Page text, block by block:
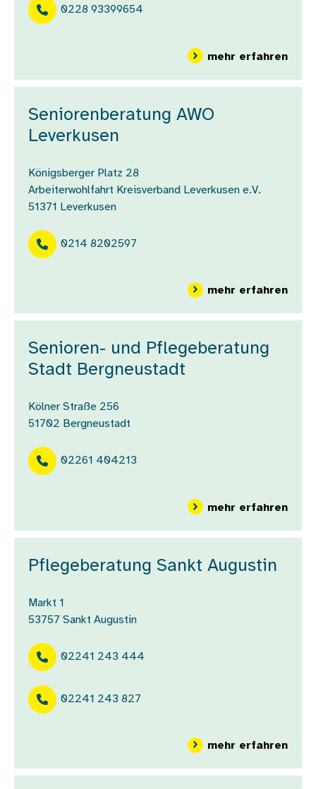
0228 93399654
mehr erfahrenüber
Seniorenberatung AWO
Leverkusen
Königsberger Platz 28
Arbeiterwohlfahrt Kreisverband Leverkusen e.V.
51371 Leverkusen
0214 8202597
mehr erfahrenüber
Senioren- und Pflegeberatung
Stadt Bergneustadt
Kölner Straße 256
51702 Bergneustadt
02261 404213
mehr erfahrenüber
Pflegeberatung Sankt Augustin
Markt 1
53757 Sankt Augustin
02241 243 444
02241 243 827
mehr erfahrenüber